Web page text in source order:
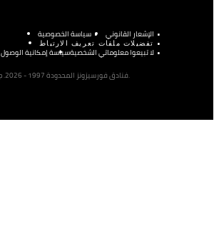
الإشعار القانوني سياسة الخصوصية
تفضيلات ملفات تعريف الارتباط
لا تبيعوا معلوماتي الشخصيةسياسة إمكانية الوصول
©فنادق فورسيزونز المحدودة 1997 - 2026. جميع الحقوق محفوظة.